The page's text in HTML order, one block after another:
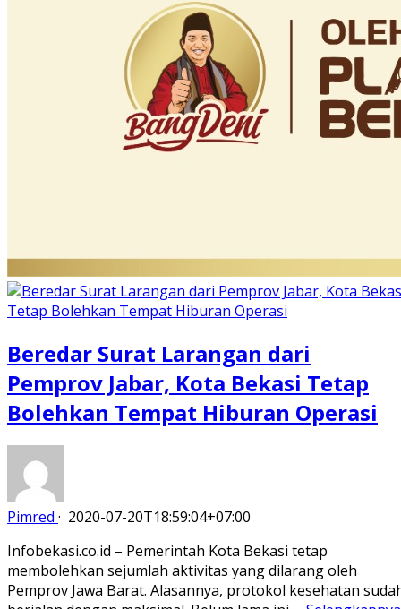
Beredar Surat Larangan dari
Pemprov Jabar, Kota Bekasi Tetap
Bolehkan Tempat Hiburan Operasi
Pimred · 2020-07-20T18:59:04+07:00
Infobekasi.co.id – Pemerintah Kota Bekasi tetap
membolehkan sejumlah aktivitas yang dilarang oleh
Pemprov Jawa Barat. Alasannya, protokol kesehatan